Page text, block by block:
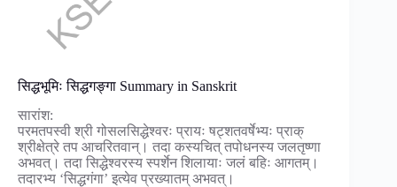
सिद्धभूमिः सिद्धगङ्गा Summary in Sanskrit
सारांश:
परमतपस्वी श्री गोसलसिद्धेश्वरः प्रायः षट्शतवर्षेभ्यः प्राक्
श्रीक्षेत्रे तप आचरितवान्। तदा कस्यचित् तपोधनस्य जलतृष्णा
अभवत्। तदा सिद्धेश्वरस्य स्पर्शेन शिलायाः जलं बहिः आगतम्।
तदारभ्य ‘सिद्धगंगा’ इत्येव प्रख्यातम् अभवत्।